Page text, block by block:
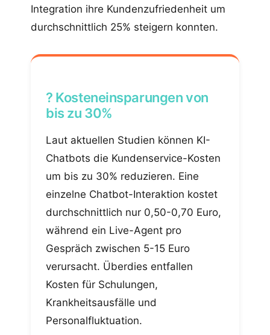
Integration ihre Kundenzufriedenheit um
durchschnittlich 25% steigern konnten.
? Kosteneinsparungen von
bis zu 30%
Laut aktuellen Studien können KI-
Chatbots die Kundenservice-Kosten
um bis zu 30% reduzieren. Eine
einzelne Chatbot-Interaktion kostet
durchschnittlich nur 0,50-0,70 Euro,
während ein Live-Agent pro
Gespräch zwischen 5-15 Euro
verursacht. Überdies entfallen
Kosten für Schulungen,
Krankheitsausfälle und
Personalfluktuation.